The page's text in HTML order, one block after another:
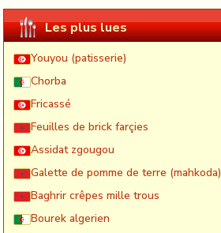
Les plus lues
Youyou (patisserie)
Chorba
Fricassé
Feuilles de brick farçies
Assidat zgougou
Galette de pomme de terre (mahkoda)
Baghrir crêpes mille trous
Bourek algerien